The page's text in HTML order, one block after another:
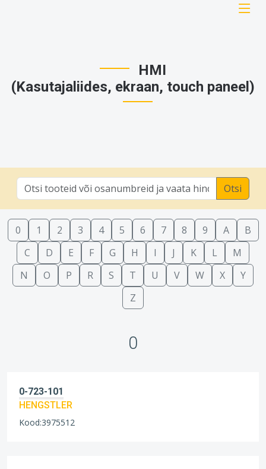
HMI
(Kasutajaliides, ekraan, touch paneel)
Otsi
0 1 2 3 4 5 6 7 8 9 A
B
C
D E F G H I J K L
M
N
O P R S T U V W X
Y
Z
0
0-723-101
HENGSTLER
Kood:3975512